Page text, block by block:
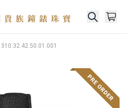
310.32.42.50.01.001